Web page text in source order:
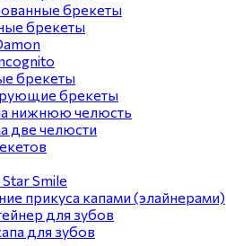
брекеты
брекеты
брекеты
брекеты
нижнюю челюсть
две челюсти
Smile
прикуса капами (элайнерами)
для зубов
для зубов